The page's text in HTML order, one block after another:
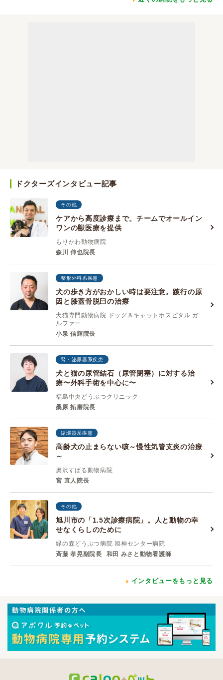
ドクターズインタビュー記事
その他
ケアから高度診療まで。チームでオールイン
ワンの獣医療を提供
もりかわ動物病院
森川 伸也院長
整形外科系疾患
犬の歩き方がおかしい時は要注意。跛行の原
因と膝蓋骨脱臼の治療
犬猫専門動物病院 ドッグ＆キャットホスピタル ガ
ルファー
小泉 信輝院長
腎・泌尿器系疾患
犬と猫の尿管結石（尿管閉塞）に対する治
療〜外科手術を中心に〜
福島中央どうぶつクリニック
桑原 拓磨院長
循環器系疾患
高齢犬の止まらない咳～慢性気管支炎の治療
～
奥沢すばる動物病院
宮 直人院長
その他
旭川市の「1.5次診療病院」。人と動物の幸
せなくらしのために
緑の森どうぶつ病院 旭神センター病院
斉藤 孝晃副院長
和田 みさと動物看護師
インタビューをもっと見る